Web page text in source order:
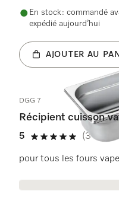
En stock : commandé
expédié aujourd’hui
AJOUTER AU
DGG 7
Récipient cuisson
5
5 étoiles sur 5
(3 Avis)
pour tous les fours